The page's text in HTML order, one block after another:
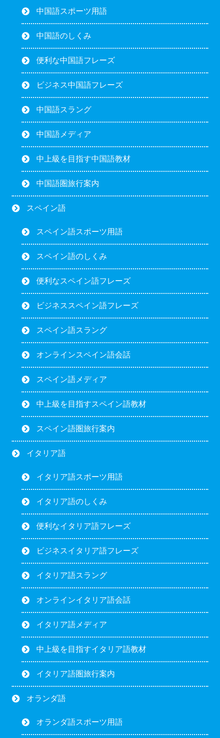
中国語スポーツ用語
中国語のしくみ
便利な中国語フレーズ
ビジネス中国語フレーズ
中国語スラング
中国語メディア
中上級を目指す中国語教材
中国語圏旅行案内
スペイン語
スペイン語スポーツ用語
スペイン語のしくみ
便利なスペイン語フレーズ
ビジネススペイン語フレーズ
スペイン語スラング
オンラインスペイン語会話
スペイン語メディア
中上級を目指すスペイン語教材
スペイン語圏旅行案内
イタリア語
イタリア語スポーツ用語
イタリア語のしくみ
便利なイタリア語フレーズ
ビジネスイタリア語フレーズ
イタリア語スラング
オンラインイタリア語会話
イタリア語メディア
中上級を目指すイタリア語教材
イタリア語圏旅行案内
オランダ語
オランダ語スポーツ用語